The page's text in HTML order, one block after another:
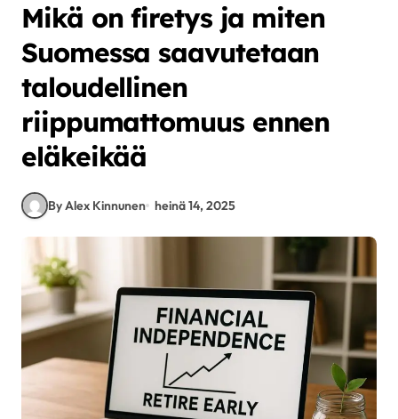
Mikä on firetys ja miten
Suomessa saavutetaan
taloudellinen
riippumattomuus ennen
eläkeikää
By Alex Kinnunen heinä 14, 2025